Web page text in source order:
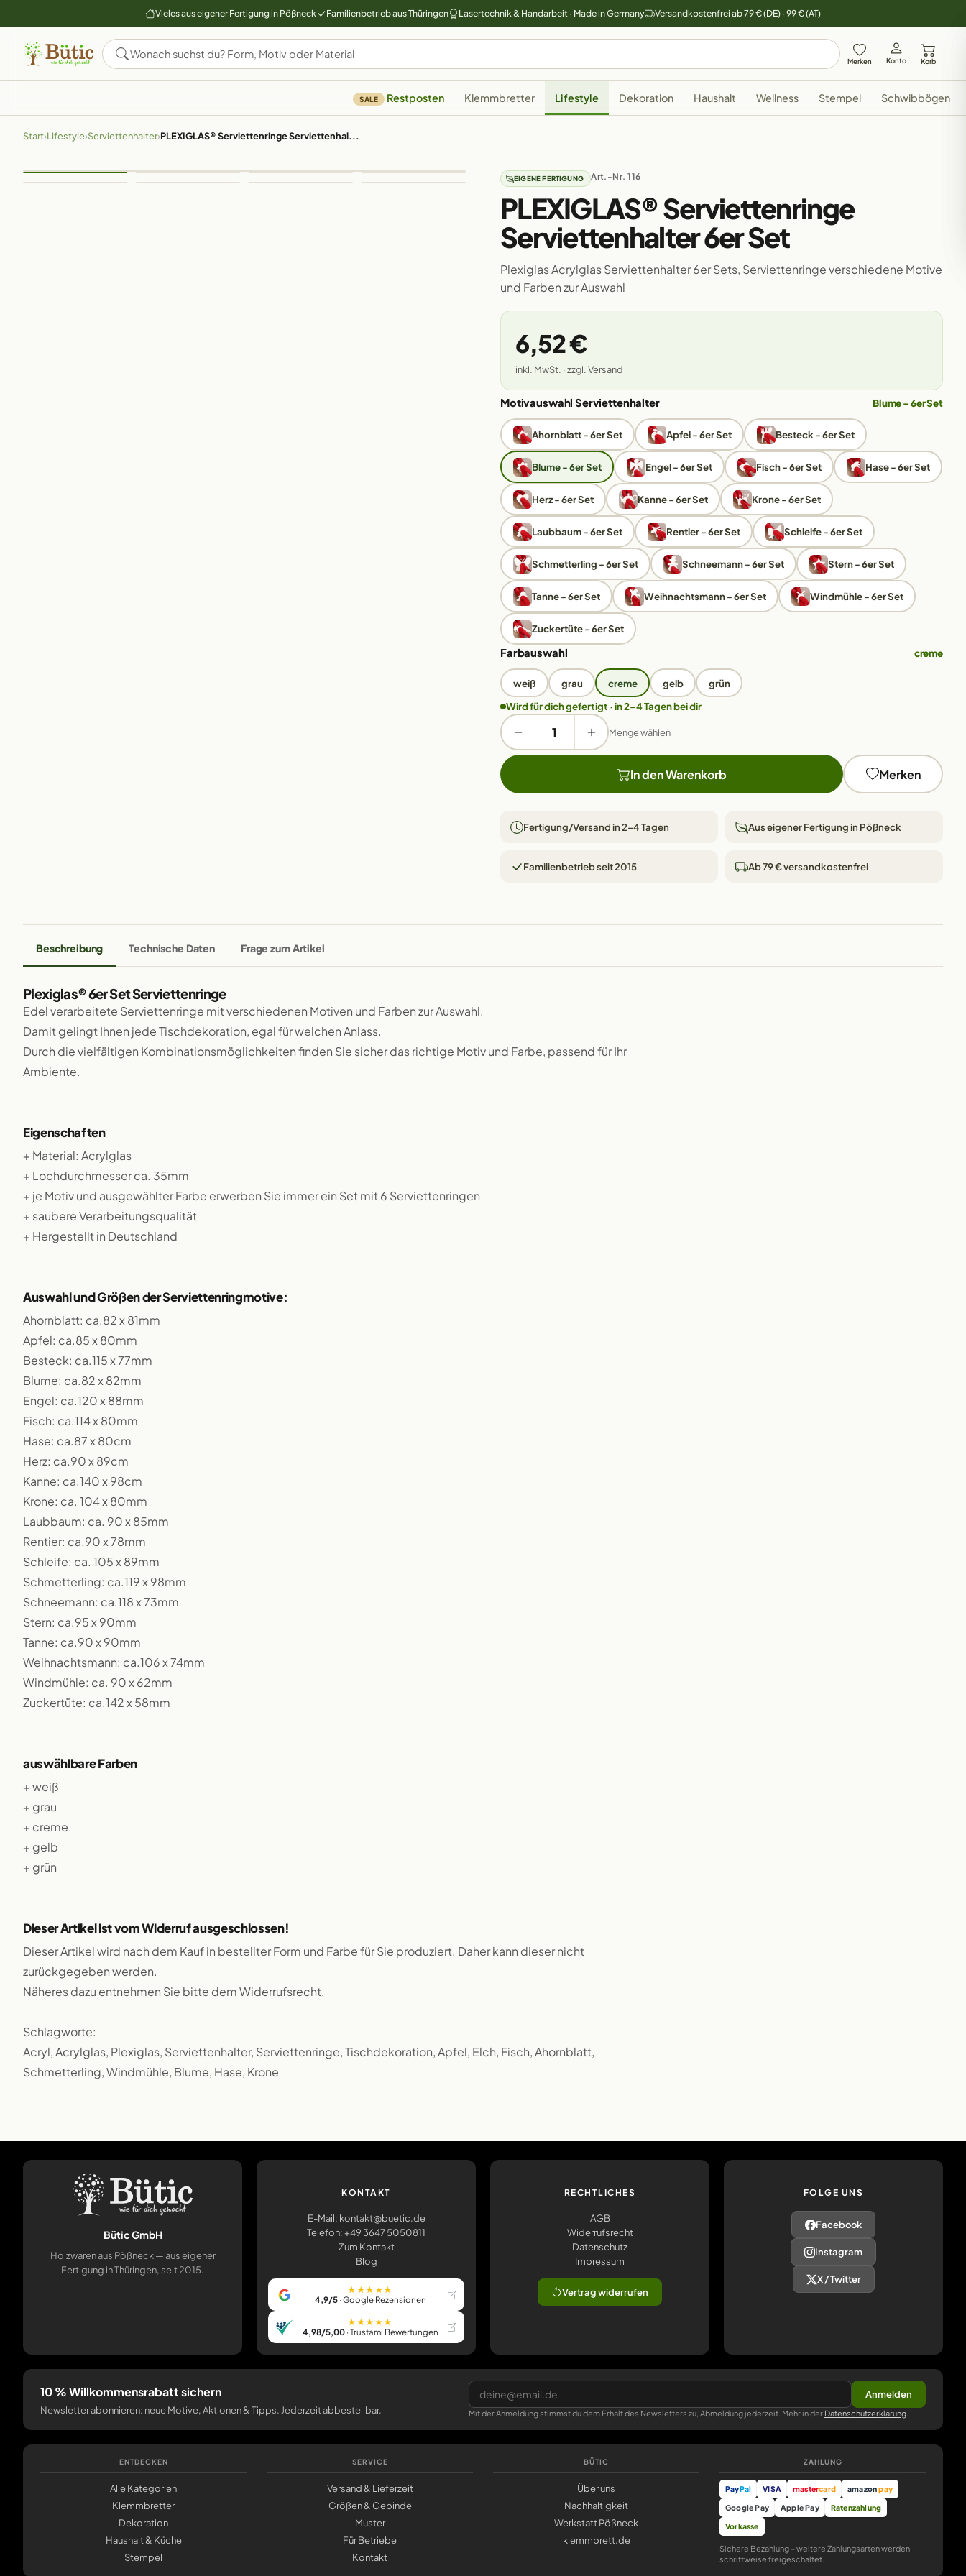
Vieles aus eigener Fertigung in Pößneck Familienbetrieb aus Thüringen Lasertechnik & Handarbeit · Made in Germany Versandkostenfrei ab 79 € (DE) · 99 € (AT)
Merken Konto Korb
SALE Restposten Klemmbretter Lifestyle Dekoration Haushalt Wellness Stempel Schwibbögen
Start›Lifestyle›Serviettenhalter›PLEXIGLAS® Serviettenringe Serviettenhal...
EIGENE FERTIGUNG Art.-Nr. 116
PLEXIGLAS® Serviettenringe
Serviettenhalter 6er Set
Plexiglas Acrylglas Serviettenhalter 6er Sets, Serviettenringe verschiedene Motive
und Farben zur Auswahl
6,52 €
inkl. MwSt. · zzgl. Versand
Motivauswahl Serviettenhalter Blume - 6er Set
Ahornblatt - 6er Set Apfel - 6er Set Besteck - 6er Set
Blume - 6er Set Engel - 6er Set Fisch - 6er Set Hase - 6er Set
Herz - 6er Set Kanne - 6er Set Krone - 6er Set
Laubbaum - 6er Set Rentier - 6er Set Schleife - 6er Set
Schmetterling - 6er Set Schneemann - 6er Set Stern - 6er Set
Tanne - 6er Set Weihnachtsmann - 6er Set Windmühle - 6er Set
Zuckertüte - 6er Set
Farbauswahl creme
weiß grau creme gelb
grün
Wird für dich gefertigt · in 2–4 Tagen bei dir
Menge wählen
In den Warenkorb Merken
Fertigung/Versand in 2–4 Tagen Aus eigener Fertigung in Pößneck
Familienbetrieb seit 2015 Ab 79 € versandkostenfrei
Beschreibung Technische Daten Frage zum Artikel
Plexiglas® 6er Set Serviettenringe
Edel verarbeitete Serviettenringe mit verschiedenen Motiven und Farben zur Auswahl.
Damit gelingt Ihnen jede Tischdekoration, egal für welchen Anlass.
Durch die vielfältigen Kombinationsmöglichkeiten finden Sie sicher das richtige Motiv und Farbe, passend für Ihr
Ambiente.
Eigenschaften
+ Material: Acrylglas
+ Lochdurchmesser ca. 35mm
+ je Motiv und ausgewählter Farbe erwerben Sie immer ein Set mit 6 Serviettenringen
+ saubere Verarbeitungsqualität
+ Hergestellt in Deutschland
Auswahl und Größen der Serviettenringmotive:
Ahornblatt: ca.82 x 81mm
Apfel: ca.85 x 80mm
Besteck: ca.115 x 77mm
Blume: ca.82 x 82mm
Engel: ca.120 x 88mm
Fisch: ca.114 x 80mm
Hase: ca.87 x 80cm
Herz: ca.90 x 89cm
Kanne: ca.140 x 98cm
Krone: ca. 104 x 80mm
Laubbaum: ca. 90 x 85mm
Rentier: ca.90 x 78mm
Schleife: ca. 105 x 89mm
Schmetterling: ca.119 x 98mm
Schneemann: ca.118 x 73mm
Stern: ca.95 x 90mm
Tanne: ca.90 x 90mm
Weihnachtsmann: ca.106 x 74mm
Windmühle: ca. 90 x 62mm
Zuckertüte: ca.142 x 58mm
auswählbare Farben
+ weiß
+ grau
+ creme
+ gelb
+ grün
Dieser Artikel ist vom Widerruf ausgeschlossen!
Dieser Artikel wird nach dem Kauf in bestellter Form und Farbe für Sie produziert. Daher kann dieser nicht
zurückgegeben werden.
Näheres dazu entnehmen Sie bitte dem Widerrufsrecht.
Schlagworte:
Acryl, Acrylglas, Plexiglas, Serviettenhalter, Serviettenringe, Tischdekoration, Apfel, Elch, Fisch, Ahornblatt,
Schmetterling, Windmühle, Blume, Hase, Krone
Bütic GmbH
Holzwaren aus Pößneck — aus eigener
Fertigung in Thüringen, seit 2015.
KONTAKT
E-Mail: kontakt@buetic.de
Telefon: +49 3647 5050811
Zum Kontakt
Blog
★★★★★
4,9/5 · Google Rezensionen
★★★★★
4,98/5,00 · Trustami Bewertungen
RECHTLICHES
AGB
Widerrufsrecht
Datenschutz
Impressum
Vertrag widerrufen
FOLGE UNS
Facebook
Instagram
X / Twitter
10 % Willkommensrabatt sichern
Newsletter abonnieren: neue Motive, Aktionen & Tipps. Jederzeit abbestellbar.
Anmelden
Mit der Anmeldung stimmst du dem Erhalt des Newsletters zu, Abmeldung jederzeit. Mehr in der Datenschutzerklärung
ENTDECKEN
Alle Kategorien
Klemmbretter
Dekoration
Haushalt & Küche
Stempel
SERVICE
Versand & Lieferzeit
Größen & Gebinde
Muster
Für Betriebe
Kontakt
BÜTIC
Über uns
Nachhaltigkeit
Werkstatt Pößneck
klemmbrett.de
ZAHLUNG
PayPal VISA mastercard amazonpay
Google Pay
Apple Pay
Ratenzahlung
Vorkasse
Sichere Bezahlung – weitere Zahlungsarten werden
schrittweise freigeschaltet.